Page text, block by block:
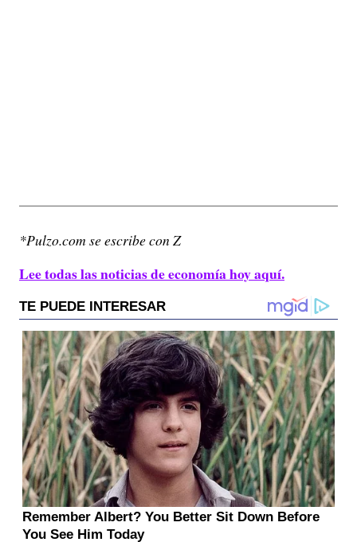
*Pulzo.com se escribe con Z
Lee todas las noticias de economía hoy aquí.